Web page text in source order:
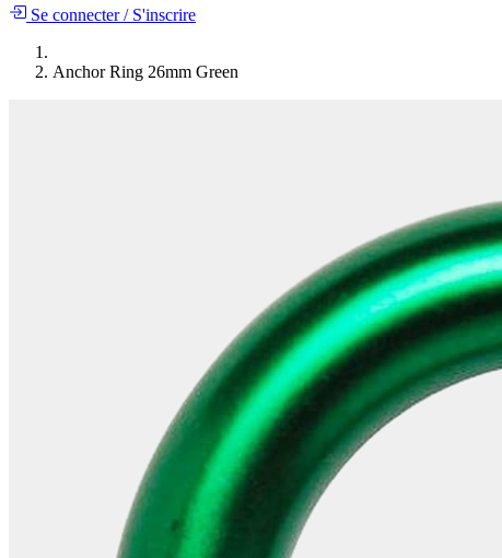
Se connecter/S'inscrire
Anchor Ring 26mm Green